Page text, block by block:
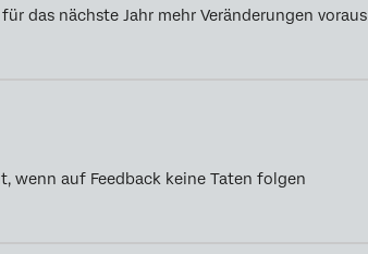
das nächste Jahr mehr Veränderungen voraus
wenn auf Feedback keine Taten folgen